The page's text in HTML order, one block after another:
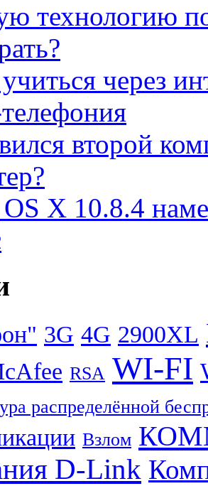
технологию
через
второй
X 10.8.4
3G 4G 2900XL
RSA WI-FI
распределённой
Взлом
D-Link